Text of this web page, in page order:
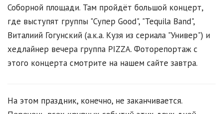
Соборной площади. Там пройдёт большой концерт,
где выступят группы "Супер Good", "Tequila Band",
Виталиий Гогунский (а.к.а. Кузя из сериала "Универ") и
хедлайнер вечера группа PIZZA. Фоторепортаж с
этого концерта смотрите на нашем сайте завтра.
На этом праздник, конечно, не заканчивается.